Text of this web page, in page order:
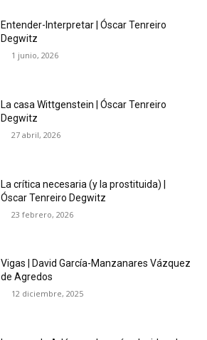
Entender-Interpretar | Óscar Tenreiro
Degwitz
1 junio, 2026
La casa Wittgenstein | Óscar Tenreiro
Degwitz
27 abril, 2026
La crítica necesaria (y la prostituida) |
Óscar Tenreiro Degwitz
23 febrero, 2026
Vigas | David García-Manzanares Vázquez
de Agredos
12 diciembre, 2025